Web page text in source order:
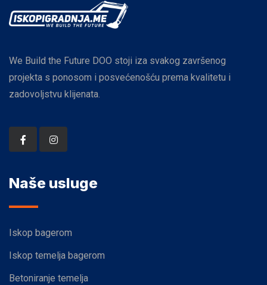
We Build the Future DOO stoji iza svakog završenog
projekta s ponosom i posvećenošću prema kvalitetu i
zadovoljstvu klijenata.
Naše usluge
Iskop bagerom
Iskop temelja bagerom
Betoniranje temelja